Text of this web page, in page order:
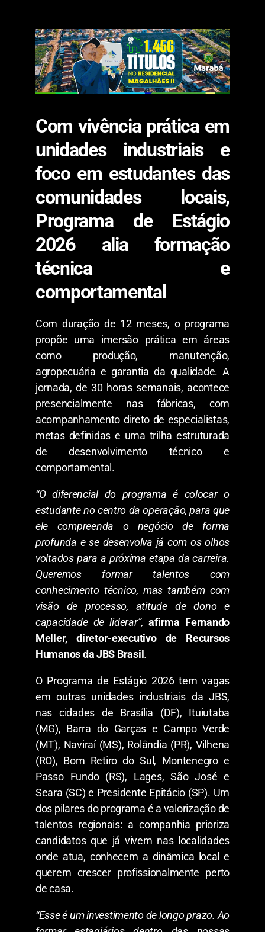
Com vivência prática em
unidades industriais e
foco em estudantes das
comunidades locais,
Programa de Estágio
2026 alia formação
técnica e
comportamental
Com duração de 12 meses, o programa
propõe uma imersão prática em áreas
como produção, manutenção,
agropecuária e garantia da qualidade. A
jornada, de 30 horas semanais, acontece
presencialmente nas fábricas, com
acompanhamento direto de especialistas,
metas definidas e uma trilha estruturada
de desenvolvimento técnico e
comportamental.
“O diferencial do programa é colocar o
estudante no centro da operação, para que
ele compreenda o negócio de forma
profunda e se desenvolva já com os olhos
voltados para a próxima etapa da carreira.
Queremos formar talentos com
conhecimento técnico, mas também com
visão de processo, atitude de dono e
capacidade de liderar”,afirma Fernando
Meller, diretor-executivo de Recursos
Humanos da JBS Brasil .
O Programa de Estágio 2026 tem vagas
em outras unidades industriais da JBS,
nas cidades de Brasília (DF), Ituiutaba
(MG), Barra do Garças e Campo Verde
(MT), Naviraí (MS), Rolândia (PR), Vilhena
(RO), Bom Retiro do Sul, Montenegro e
Passo Fundo (RS), Lages, São José e
Seara (SC) e Presidente Epitácio (SP). Um
dos pilares do programa é a valorização de
talentos regionais: a companhia prioriza
candidatos que já vivem nas localidades
onde atua, conhecem a dinâmica local e
querem crescer profissionalmente perto
de casa.
“Esse é um investimento de longo prazo. Ao